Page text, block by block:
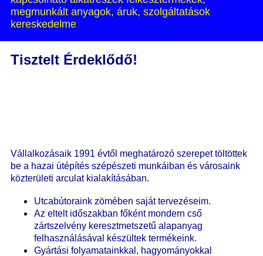
megmunkált anyagok, áruk, szolgáltatások
kereskedelme
Tisztelt Érdeklődő!
Vállalkozásaik 1991 évtől meghatározó szerepet töltöttek
be a hazai útépítés szépészeti munkáiban és városaink
közterületi arculat kialakításában.
Utcabútoraink zömében saját tervezéseim.
Az eltelt időszakban főként mondern cső
zártszelvény keresztmetszetű alapanyag
felhasználásával készültek termékeink.
Gyártási folyamatainkkal, hagyományokkal